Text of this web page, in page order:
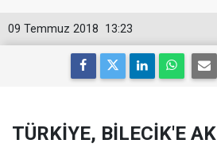
13:23
09 Temmuz 2018
TÜRKİYE, BİLECİK'E